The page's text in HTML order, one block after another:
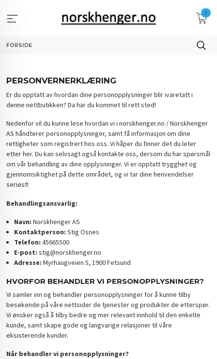
innholdet
0
FORSIDE
PERSONVERNERKLÆRING
Er du opptatt av hvordan dine personopplysninger blir ivaretatt i
denne nettbutikken? Da har du kommet til rett sted!
Nedenfor vil du kunne lese hvordan vi i norskhenger.no / Norskhenger
AS håndterer personopplysninger, samt få informasjon om dine
rettigheter som registrert hos oss. Vi håper du finner det du leter
etter her. Du kan selvsagt også kontakte oss, dersom du har spørsmål
om vår behandling av dine opplysninger. Vi er opptatt trygghet og
gjennomsiktighet på dette området, og vi tar dine henvendelser
seriøst!
Behandlingsansvarlig:
Navn: Norskhenger AS
Kontaktperson: Stig Osnes
Telefon: 45665500
E-post: stig@norskhenger.no
Adresse: Myrhaugveien 5, 1900 Fetsund
HVORFOR BEHANDLER VI PERSONOPPLYSNINGER?
Vi samler inn og behandler personopplysninger for å kunne tilby
besøkende på våre nettsider de tjenester og produkter de etterspør.
Vi ønsker også å tilby bedre og mer relevant innhold til den enkelte
kunde, samt skape gode og langvarige relasjoner til våre
eksisterende kunder.
Når behandler vi personopplysninger?